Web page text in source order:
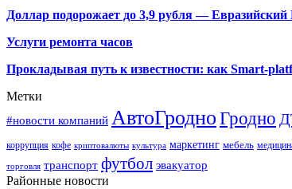
Доллар подорожает до 3,9 рубля — Евразийский
Услуги ремонта часов
Прокладывая путь к известности: как Smart-
Метки
#новости компаний АвтоГродноГродно
коррупция кофе криптовалюты культура маркетинг мебель
торговля транспорт футбол эвакуатор
Районные новости